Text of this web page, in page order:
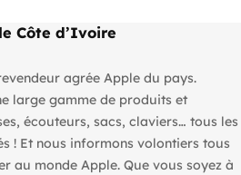
Côte d’Ivoire
agrée Apple du pays.
large gamme de produits et
écouteurs, sacs, claviers… tous les
! Et nous informons volontiers tous
au monde Apple. Que vous soyez à